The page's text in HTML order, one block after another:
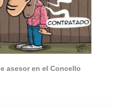
asesor en el Concello